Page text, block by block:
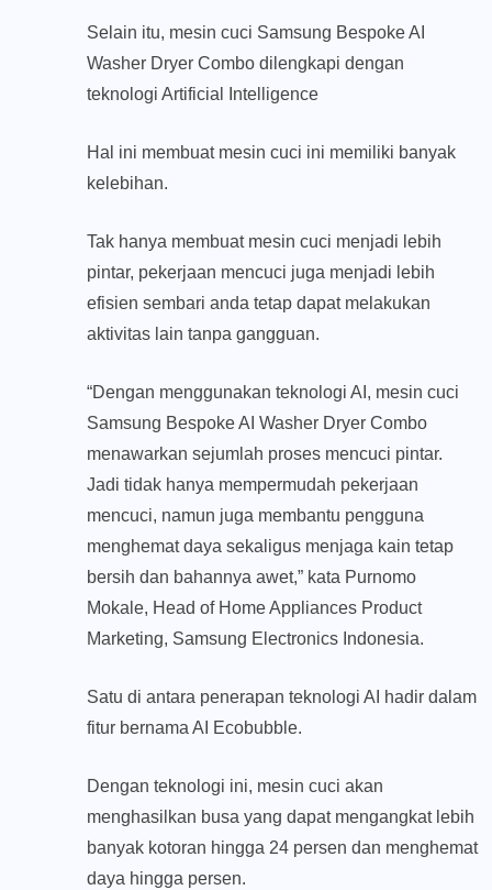
Selain itu, mesin cuci Samsung Bespoke AI
Washer Dryer Combo dilengkapi dengan
teknologi Artificial Intelligence
Hal ini membuat mesin cuci ini memiliki banyak
kelebihan.
Tak hanya membuat mesin cuci menjadi lebih
pintar, pekerjaan mencuci juga menjadi lebih
efisien sembari anda tetap dapat melakukan
aktivitas lain tanpa gangguan.
“Dengan menggunakan teknologi AI, mesin cuci
Samsung Bespoke AI Washer Dryer Combo
menawarkan sejumlah proses mencuci pintar.
Jadi tidak hanya mempermudah pekerjaan
mencuci, namun juga membantu pengguna
menghemat daya sekaligus menjaga kain tetap
bersih dan bahannya awet,” kata Purnomo
Mokale, Head of Home Appliances Product
Marketing, Samsung Electronics Indonesia.
Satu di antara penerapan teknologi AI hadir dalam
fitur bernama AI Ecobubble.
Dengan teknologi ini, mesin cuci akan
menghasilkan busa yang dapat mengangkat lebih
banyak kotoran hingga 24 persen dan menghemat
daya hingga persen.